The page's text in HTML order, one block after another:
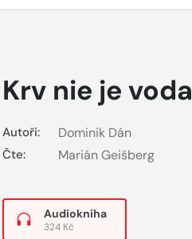
Krv nie je voda
Autoři: Dominik Dán
Čte: Marián Geišberg
Audiokniha
324 Kč